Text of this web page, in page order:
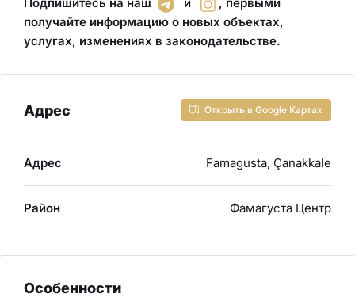
Подпишитесь на наш
и , первыми
получайте информацию о новых объектах,
услугах, изменениях в законодательстве.
Адрес Открыть в Google Картах
Адрес Famagusta, Çanakkale
Район Фамагуста Центр
Особенности